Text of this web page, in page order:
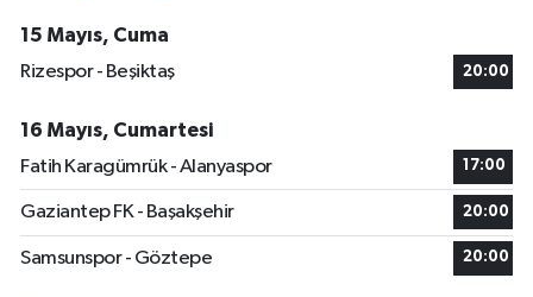
15 Mayıs, Cuma
Rizespor - Beşiktaş
20:00
16 Mayıs, Cumartesi
Fatih Karagümrük - Alanyaspor
17:00
Gaziantep FK - Başakşehir 20:00
Samsunspor - Göztepe 20:00